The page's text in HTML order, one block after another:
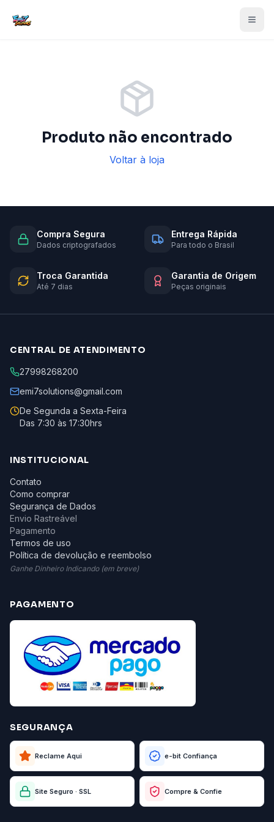
Produto não encontrado
Voltar à loja
Compra Segura
Dados criptografados
Entrega Rápida
Para todo o Brasil
Troca Garantida
Até 7 dias
Garantia de Origem
Peças originais
CENTRAL DE ATENDIMENTO
27998268200
emi7solutions@gmail.com
De Segunda a Sexta-Feira
Das 7:30 às 17:30hrs
INSTITUCIONAL
Contato
Como comprar
Segurança de Dados
Envio Rastreável
Pagamento
Termos de uso
Política de devolução e reembolso
Ganhe Dinheiro Indicando (em breve)
PAGAMENTO
SEGURANÇA
Reclame Aqui e-bit Confiança
Site Seguro · SSL Compre & Confie